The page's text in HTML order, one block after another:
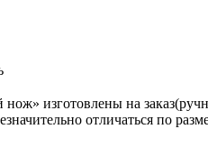
изготовлены на
отличаться по